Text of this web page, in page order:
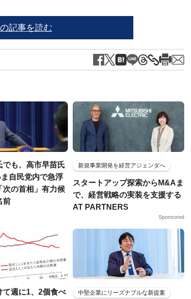
記事を読む
でも、高市早苗氏
自民党内で急浮
次の首相」有力候
前
新規事業開発を経営アジェンダへ
スタートアップ探索からM&Aま
で、経営戦略の実装を支援する
AT PARTNERS
Sponsored
て週に1、2個食べ
中堅企業にリーズナブルな新提案